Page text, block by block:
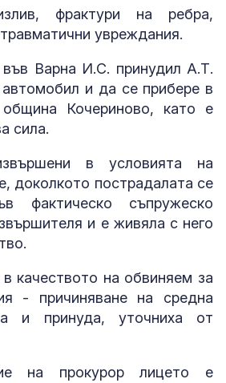
фрактури на ребра,
увреждания.
Варна И.С. принудил А.Т.
и да се прибере в
Кочериново, като е
сила.
в условията на
доколкото пострадалата се
фактическо съпружеско
и е живяла с него
качеството на обвиняем за
- причиняване на средна
и принуда, уточниха от
на прокурор лицето е